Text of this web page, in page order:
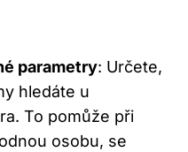
parametry: Určete,
hledáte u
To pomůže při
osobu, se